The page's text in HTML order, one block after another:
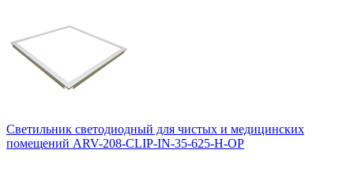
Светильник светодиодный для чистых и медицинских
помещений ARV-208-CLIP-IN-35-625-H-OP